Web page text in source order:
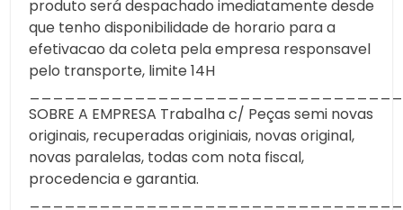
produto será despachado imediatamente desde
que tenho disponibilidade de horario para a
efetivacao da coleta pela empresa responsavel
pelo transporte, limite 14H
SOBRE A EMPRESA Trabalha c/ Peças semi novas
originais, recuperadas originiais, novas original,
novas paralelas, todas com nota fiscal,
procedencia e garantia.